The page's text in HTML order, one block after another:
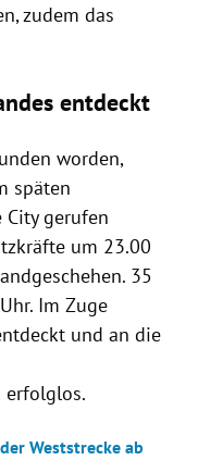
zudem das
entdeckt
worden,
späten
gerufen
um 23.00
35
Im Zuge
und an die
erfolglos.
Weststrecke ab